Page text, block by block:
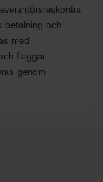
betalning och
med
flaggar
genom